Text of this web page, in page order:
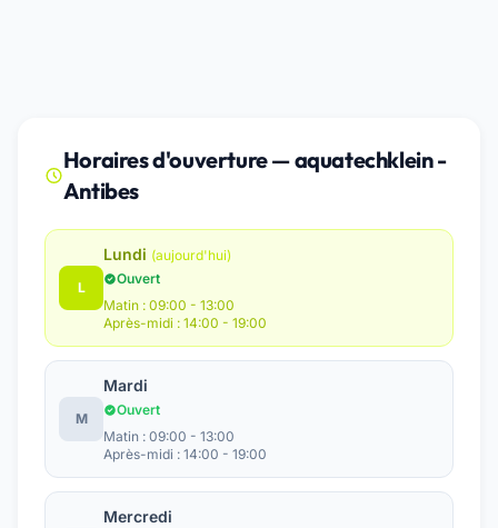
Horaires d'ouverture — aquatechklein -
Antibes
L
Lundi (aujourd'hui)
Ouvert
Matin : 09:00 - 13:00
Après-midi : 14:00 - 19:00
M
Mardi
Ouvert
Matin : 09:00 - 13:00
Après-midi : 14:00 - 19:00
Mercredi